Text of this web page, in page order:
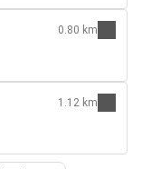
0.80 km
1.12 km